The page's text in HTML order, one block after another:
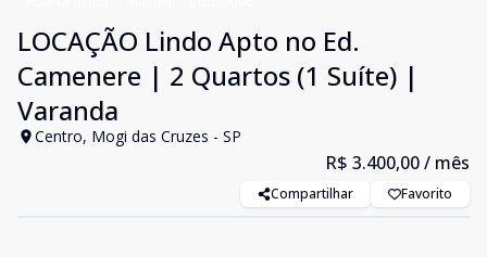
LOCAÇÃO Lindo Apto no Ed.
Camenere | 2 Quartos (1 Suíte) |
Varanda
Centro, Mogi das Cruzes - SP
R$ 3.400,00/ mês
Compartilhar Favorito